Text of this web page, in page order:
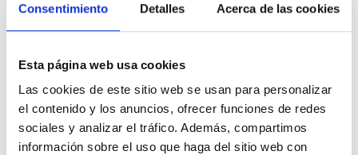
Consentimiento Detalles Acerca de las cookies
Esta página web usa cookies
Las cookies de este sitio web se usan para personalizar
el contenido y los anuncios, ofrecer funciones de redes
sociales y analizar el tráfico. Además, compartimos
información sobre el uso que haga del sitio web con
Nuestros abogados asesoran, de forma permanente, a
Ayuntamientos y empresas privadas sobre el régimen
tributario del urbanismo y han participado, activamente,
en proyectos urbanísticos de gran calado (ejemplo: Plan